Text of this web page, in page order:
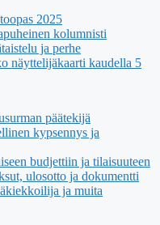
2025
kolumnisti
ja perhe
näyttelijäkaarti kaudella 5
päätekijä
kypsennys ja
budjettiin ja tilaisuuteen
ulosotto ja dokumentti
ja muita